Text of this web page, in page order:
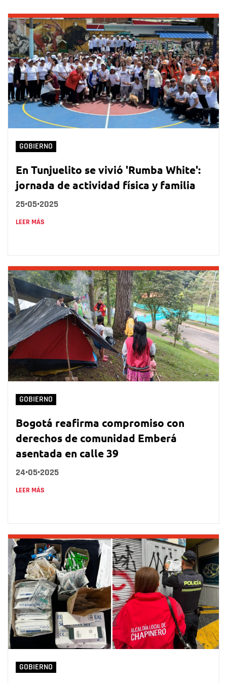
GOBIERNO
En Tunjuelito se vivió 'Rumba White':
jornada de actividad física y familia
25•05•2025
LEER MÁS
GOBIERNO
Bogotá reafirma compromiso con
derechos de comunidad Emberá
asentada en calle 39
24•05•2025
LEER MÁS
GOBIERNO